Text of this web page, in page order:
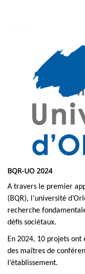
page
principale
BQR-UO 2024
A travers le premier
(BQR), l’université
recherche
défis sociétaux.
En 2024, 10 projets
des maîtres de
l’établissement.